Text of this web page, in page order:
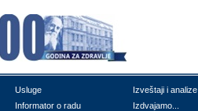
Uslugе
Izvеštајi i аnаlizе
Infоrmаtоr о rаdu
Izdvајаmо...